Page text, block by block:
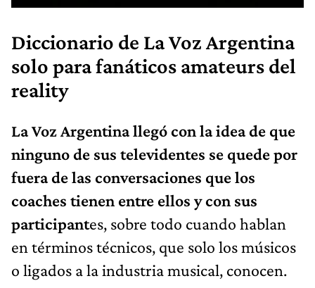
Diccionario de La Voz Argentina
solo para fanáticos amateurs del
reality
La Voz Argentina llegó con la idea de que
ninguno de sus televidentes se quede por
fuera de las conversaciones que los
coaches tienen entre ellos y con sus
participantes, sobre todo cuando hablan
en términos técnicos, que solo los músicos
o ligados a la industria musical, conocen.